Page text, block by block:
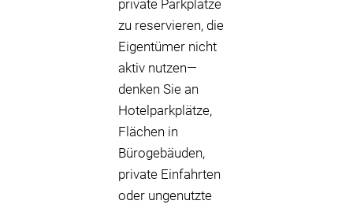
private Parkplätze
zu reservieren, die
Eigentümer nicht
aktiv nutzen—
denken Sie an
Hotelparkplätze,
Flächen in
Bürogebäuden,
private Einfahrten
oder ungenutzte